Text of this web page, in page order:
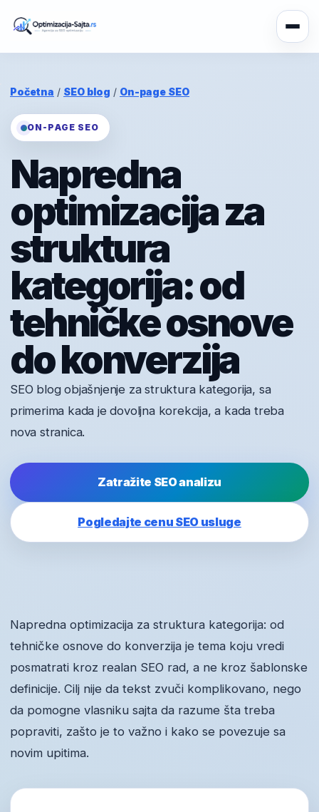
Početna / SEO blog / On-page SEO
ON-PAGE SEO
Napredna
optimizacija za
struktura
kategorija: od
tehničke osnove
do konverzija
SEO blog objašnjenje za struktura kategorija, sa
primerima kada je dovoljna korekcija, a kada treba
nova stranica.
Zatražite SEO analizu
Pogledajte cenu SEO usluge
Napredna optimizacija za struktura kategorija: od
tehničke osnove do konverzija je tema koju vredi
posmatrati kroz realan SEO rad, a ne kroz šablonske
definicije. Cilj nije da tekst zvuči komplikovano, nego
da pomogne vlasniku sajta da razume šta treba
popraviti, zašto je to važno i kako se povezuje sa
novim upitima.